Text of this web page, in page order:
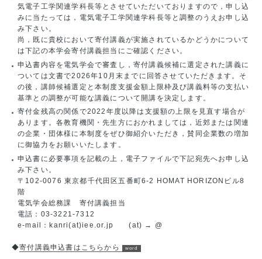
気電子工学関連学科長等とさせていただいておりますので，申し込
みに当たっては，電気電子工学関連学科長等と調整のうえお申し込
み下さい。
尚，既に貴校において寄付講義が実施されているかどうかについて
は下記の本学会寄付講義担当にご確認ください。
申込書内容を電気学会で審査し，寄付講義候補に選定された講義に
ついては文書で2026年10月末までに回答させていただきます。そ
の後，講師候補選定と本制度支援金額上限枠及び講義料等の支払い
基準との調整が可能な講義について開講を決定します。
寄付金残高の関係で2022年度以降は支援額の上限を見直す場合が
あります。各教育機関・先生方におかれましては，近郊または関連
の企業・団体様に本制度をぜひ御紹介いただき，賛同企業数の増加
に御協力をお願いいたします。
申込書に必要事項を記載の上，電子ファイルで下記宛先へお申し込
み下さい。
〒102-0076 東京都千代田区五番町6-2 HOMAT HORIZONビル8
階
電気学会総務課 寄付講義担当
電話：03-3221-7312
e-mail：kanri(at)iee.or.jp (at) → @
◆寄付講義申込書はこちらから